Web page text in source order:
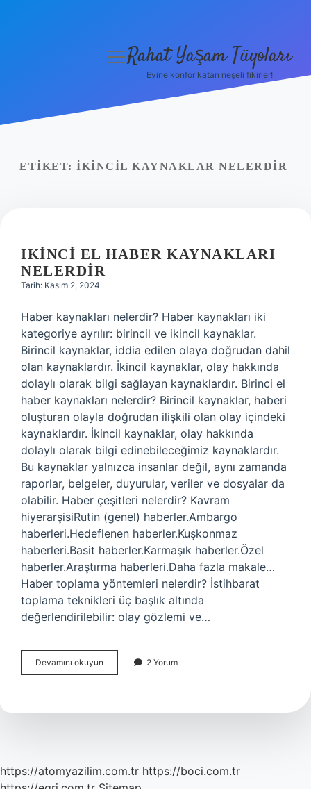
Yasal Uyarı
menüyü
Rahat Yaşam Tüyoları
Evine konfor katan neşeli fikirler!
ETIKET: İKINCIL KAYNAKLAR NELERDIR
IKINCI EL HABER KAYNAKLARI
NELERDIR
Tarih: Kasım 2, 2024
Haber kaynakları nelerdir? Haber kaynakları iki
kategoriye ayrılır: birincil ve ikincil kaynaklar.
Birincil kaynaklar, iddia edilen olaya doğrudan dahil
olan kaynaklardır. İkincil kaynaklar, olay hakkında
dolaylı olarak bilgi sağlayan kaynaklardır. Birinci el
haber kaynakları nelerdir? Birincil kaynaklar, haberi
oluşturan olayla doğrudan ilişkili olan olay içindeki
kaynaklardır. İkincil kaynaklar, olay hakkında
dolaylı olarak bilgi edinebileceğimiz kaynaklardır.
Bu kaynaklar yalnızca insanlar değil, aynı zamanda
raporlar, belgeler, duyurular, veriler ve dosyalar da
olabilir. Haber çeşitleri nelerdir? Kavram
hiyerarşisiRutin (genel) haberler.Ambargo
haberleri.Hedeflenen haberler.Kuşkonmaz
haberleri.Basit haberler.Karmaşık haberler.Özel
haberler.Araştırma haberleri.Daha fazla makale…
Haber toplama yöntemleri nelerdir? İstihbarat
toplama teknikleri üç başlık altında
değerlendirilebilir: olay gözlemi ve…
Devamını okuyun
El
Nelerdir
2 Yorum
https://atomyazilim.com.tr https://boci.com.tr